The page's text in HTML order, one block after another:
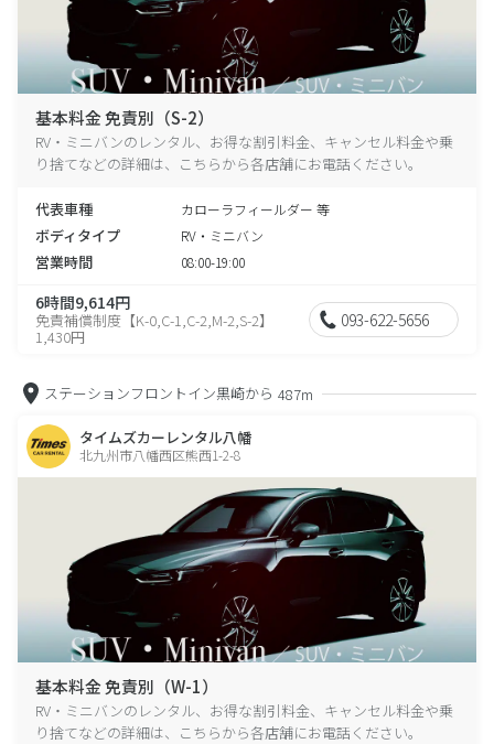
基本料金 免責別（S-2）
RV・ミニバンのレンタル、お得な割引料金、キャンセル料金や乗
り捨てなどの詳細は、こちらから各店舗にお電話ください。
代表車種 カローラフィールダー 等
ボディタイプ RV・ミニバン
営業時間 08:00-19:00
6時間9,614円
免責補償制度【K-0,C-1,C-2,M-2,S-2】
1,430円
093-622-5656
ステーションフロントイン黒崎から 487m
タイムズカーレンタル八幡
北九州市八幡西区熊西1-2-8
基本料金 免責別（W-1）
RV・ミニバンのレンタル、お得な割引料金、キャンセル料金や乗
り捨てなどの詳細は、こちらから各店舗にお電話ください。